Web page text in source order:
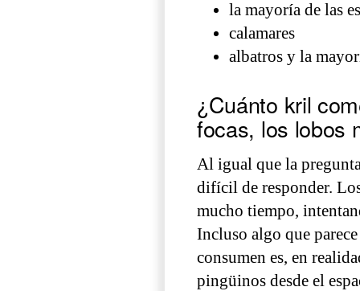
la mayoría de las
calamares
albatros y la
¿Cuánto kril
focas, los lobos
Al igual que la
difícil de responder.
mucho tiempo,
Incluso algo que
consumen es, en
pingüinos desde el